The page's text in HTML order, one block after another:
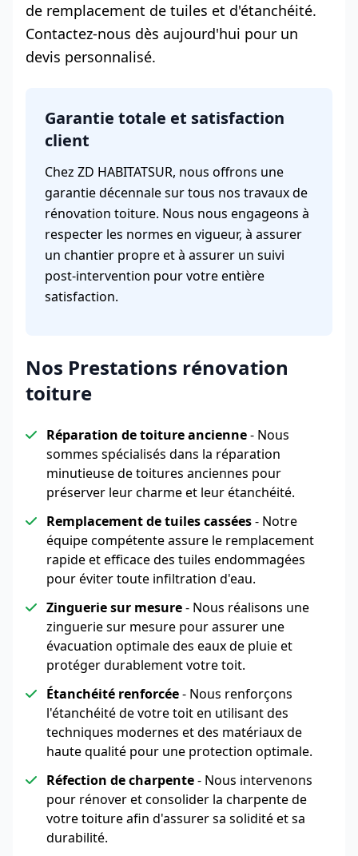
de remplacement de tuiles et d'étanchéité.
Contactez-nous dès aujourd'hui pour un
devis personnalisé.
Garantie totale et satisfaction
client
Chez ZD HABITATSUR, nous offrons une
garantie décennale sur tous nos travaux de
rénovation toiture. Nous nous engageons à
respecter les normes en vigueur, à assurer
un chantier propre et à assurer un suivi
post-intervention pour votre entière
satisfaction.
Nos Prestations rénovation
toiture
Réparation de toiture ancienne- Nous
sommes spécialisés dans la réparation
minutieuse de toitures anciennes pour
préserver leur charme et leur étanchéité.
Remplacement de tuiles cassées- Notre
équipe compétente assure le remplacement
rapide et efficace des tuiles endommagées
pour éviter toute infiltration d'eau.
Zinguerie sur mesure- Nous réalisons une
zinguerie sur mesure pour assurer une
évacuation optimale des eaux de pluie et
protéger durablement votre toit.
Étanchéité renforcée- Nous renforçons
l'étanchéité de votre toit en utilisant des
techniques modernes et des matériaux de
haute qualité pour une protection optimale.
Réfection de charpente- Nous intervenons
pour rénover et consolider la charpente de
votre toiture afin d'assurer sa solidité et sa
durabilité.